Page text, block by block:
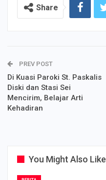
Share
PREV POST
Di Kuasi Paroki St. Paskalis
Diski dan Stasi Sei
Mencirim, Belajar Arti
Kehadiran
You Might Also Like